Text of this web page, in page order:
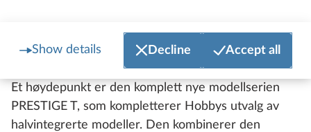
Show details Decline Accept all
PRESTIGE T
Et høydepunkt er den komplett nye modellserien
PRESTIGE T, som kompletterer Hobbys utvalg av
halvintegrerte modeller. Den kombinerer den